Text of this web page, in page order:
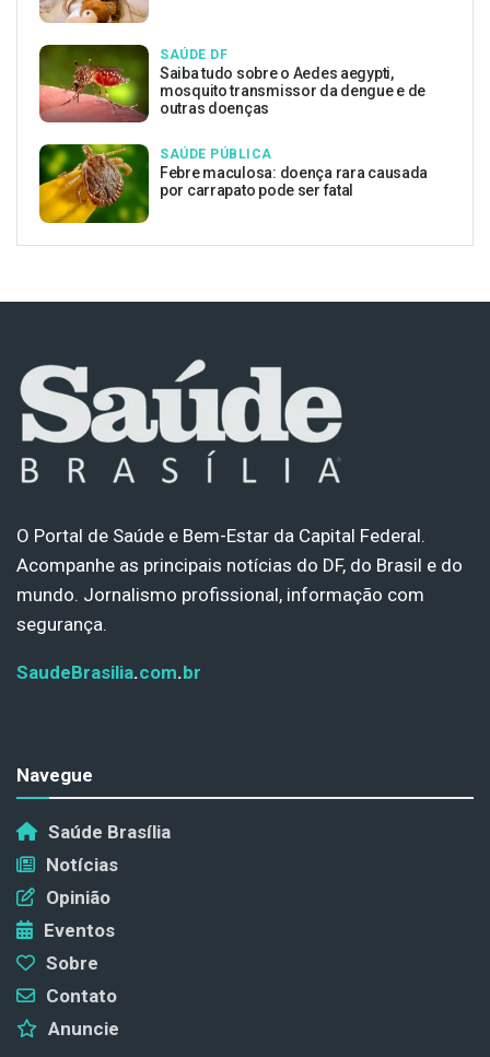
SAÚDE DF
Saiba tudo sobre o Aedes aegypti,
mosquito transmissor da dengue e de
outras doenças
SAÚDE PÚBLICA
Febre maculosa: doença rara causada
por carrapato pode ser fatal
O Portal de Saúde e Bem-Estar da Capital Federal.
Acompanhe as principais notícias do DF, do Brasil e do
mundo. Jornalismo profissional, informação com
segurança.
SaudeBrasilia.com.br
Navegue
Saúde Brasília
Notícias
Opinião
Eventos
Sobre
Contato
Anuncie